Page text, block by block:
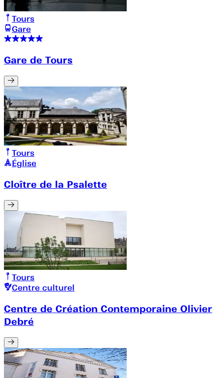
Tours
Gare
Gare de Tours
Tours
Église
Cloître de la Psalette
Tours
Centre culturel
Centre de Création Contemporaine Olivier
Debré